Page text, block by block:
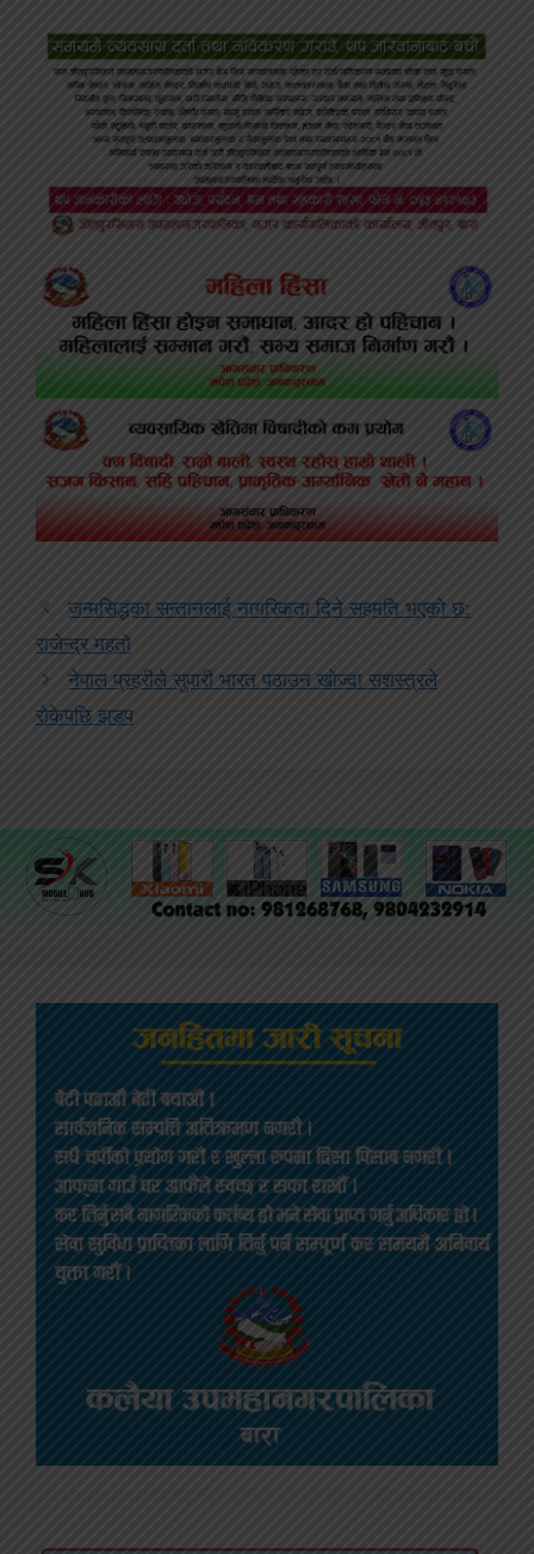
जन्मसिद्धका सन्तानलाई नागरिकता दिने सहमति भएको छ:
राजेन्द्र महतो
नेपाल प्रहरीले सुपारी भारत पठाउन खोज्दा सशस्त्रले
रोकेपछि झडप